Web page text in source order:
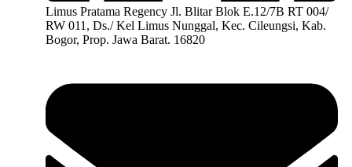
Limus Pratama Regency Jl. Blitar Blok E.12/7B RT 004/
RW 011, Ds./ Kel Limus Nunggal, Kec. Cileungsi, Kab.
Bogor, Prop. Jawa Barat. 16820